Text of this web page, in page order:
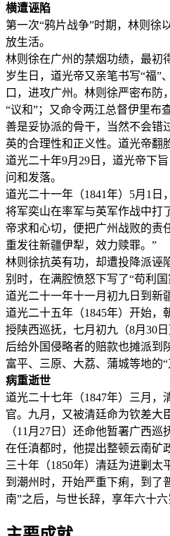
横遭诬陷
第一次“鸦片战争”时期，林则徐
放生活。
林则徐在广州的禁烟功绩，最初
岁生日，道光帝又亲笔书写“福”
口，进攻广州。林则徐严密布防
“议和”；又命令两江总督伊里布
善是妥协派的骨干，当然不会错
英的合理性和正义性。道光帝翻
道光二十年9月29日，道光帝下
问和发落。
道光二十一年（1841年）5月1
将军奕山在率军与英军作战中打
帝求和心切，便把广州战败的责
重发往新疆伊犁，效力赎罪。”
林则徐抗英有功，却遭投降派诬
别时，在满腔愤怒下写了“苟利
道光二十一年十一月初九日到新
道光二十五年（1845年）开始，
授陕西巡抚，七月初九（8月30
后给外国侵略者的赔款也摊派到
富平、三原、大荔、蒲城等地的
病重逝世
道光二十七年（1847年）三月
官。九月，又被清廷命为钦差大
（11月27日）还命他暂署广西巡
在任滇都时，他提出整顿云南矿
三十年（1850年）清廷为进剿
到潮州时，开始严重下痢，到了
南”之后，与世长辞，享年六十